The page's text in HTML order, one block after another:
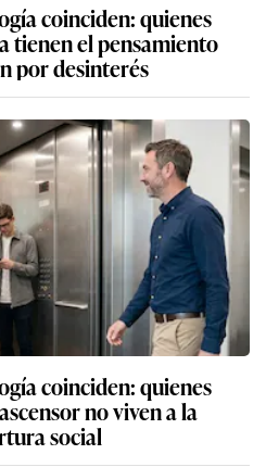
coinciden: quienes
tienen el pensamiento
por desinterés
coinciden: quienes
no viven a la
social